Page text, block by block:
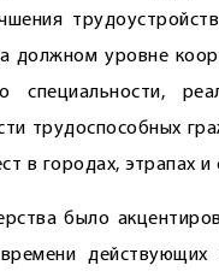
должном уровне
трудоспособных
в городах, этрапах и
было